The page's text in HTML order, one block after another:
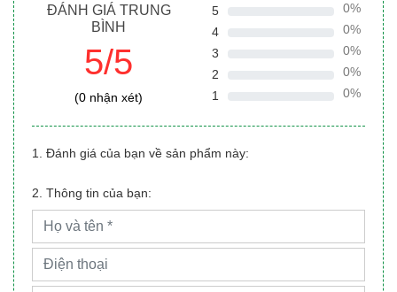
ĐÁNH GIÁ TRUNG
BÌNH
5/5
(0 nhận xét)
5
0%
4
0%
3
0%
2
0%
1
0%
1. Đánh giá của bạn về sản phẩm này:
2. Thông tin của bạn: